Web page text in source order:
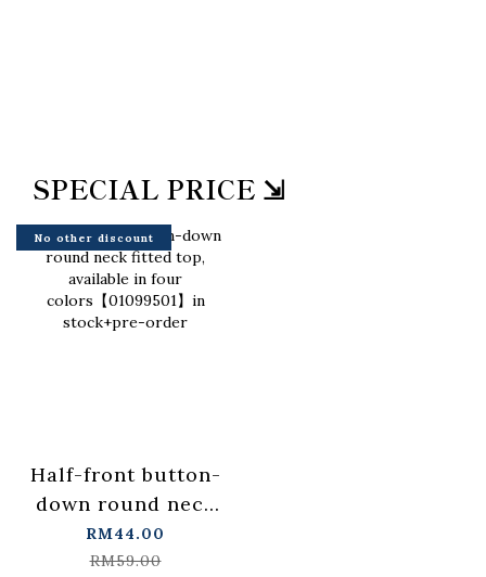
SPECIAL PRICE ⇲
No other discount
Half-front button-
down round neck
fitted top,
available in four
RM44.00
RM59.00